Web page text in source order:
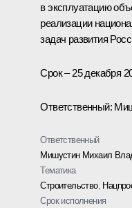
в эксплуатацию
реализации
задач развития
Срок – 25 декабря
Ответственный:
Ответственный
Мишустин Михаил
Тематика
Строительство,
Срок исполнения